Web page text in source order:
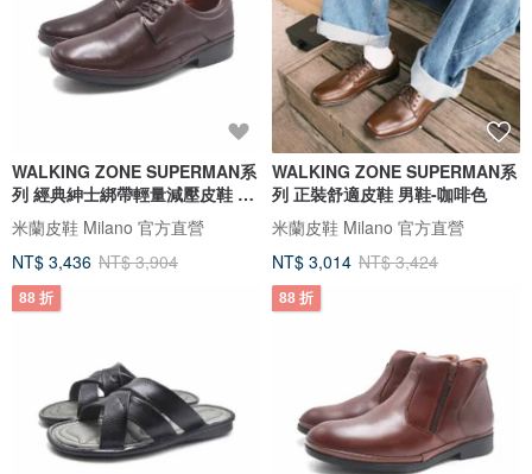
WALKING ZONE SUPERMAN系
列 經典紳士綁帶輕量減壓皮鞋 男
鞋-咖啡
米蘭皮鞋 Milano 官方直營
NT$ 3,436 NT$ 3,904
WALKING ZONE SUPERMAN系
列 正裝舒適皮鞋 男鞋-咖啡色
米蘭皮鞋 Milano 官方直營
NT$ 3,014 NT$ 3,424
88 折 88 折